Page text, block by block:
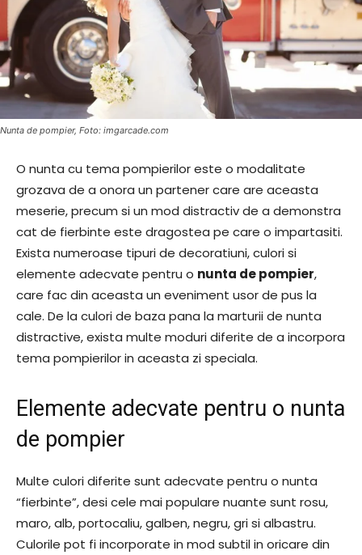
Nunta de pompier, Foto: imgarcade.com
O nunta cu tema pompierilor este o modalitate
grozava de a onora un partener care are aceasta
meserie, precum si un mod distractiv de a demonstra
cat de fierbinte este dragostea pe care o impartasiti.
Exista numeroase tipuri de decoratiuni, culori si
elemente adecvate pentru o nunta de pompier,
care fac din aceasta un eveniment usor de pus la
cale. De la culori de baza pana la marturii de nunta
distractive, exista multe moduri diferite de a incorpora
tema pompierilor in aceasta zi speciala.
Elemente adecvate pentru o nunta
de pompier
Multe culori diferite sunt adecvate pentru o nunta
“fierbinte”, desi cele mai populare nuante sunt rosu,
maro, alb, portocaliu, galben, negru, gri si albastru.
Culorile pot fi incorporate in mod subtil in oricare din